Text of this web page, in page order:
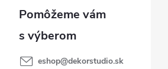
eshop@dekorstudio.sk